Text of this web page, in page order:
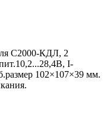
С2000-КДЛ, 2
I-
102×107×39 мм.